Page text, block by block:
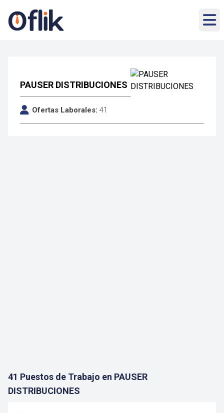
PAUSER DISTRIBUCIONES
Ofertas Laborales: 41
41 Puestos de Trabajo en PAUSER
DISTRIBUCIONES